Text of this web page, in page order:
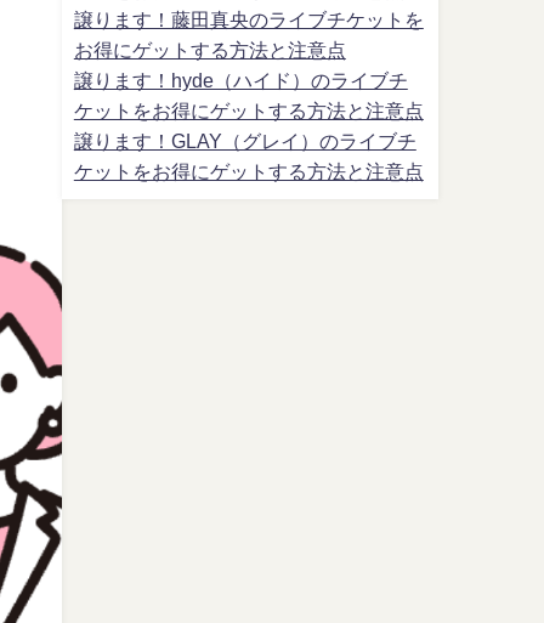
譲ります！藤田真央のライブチケットを
お得にゲットする方法と注意点
譲ります！hyde（ハイド）のライブチ
ケットをお得にゲットする方法と注意点
譲ります！GLAY（グレイ）のライブチ
ケットをお得にゲットする方法と注意点